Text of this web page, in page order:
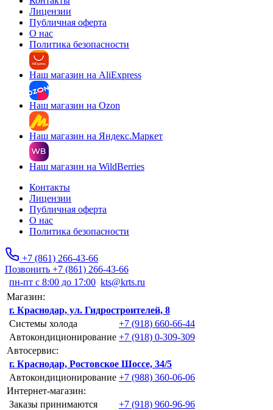
Лицензии
Публичная оферта
О нас
Политика безопасности
Наш магазин на AliExpress
Наш магазин на Ozon
Наш магазин на Яндекс.Маркет
Наш магазин на WildBerries
Контакты
Лицензии
Публичная оферта
О нас
Политика безопасности
+7 (861) 266-43-66
Позвонить +7 (861) 266-43-66
пн-пт с 8:00 до 17:00 kts@krts.ru
Магазин:
г. Краснодар, ул. Гидростроителей, 8
Системы холода
+7 (918) 660-66-44
Автокондиционирование +7 (918) 0-309-309
Автосервис:
г. Краснодар, Ростовское Шоссе, 34/5
Автокондиционирование +7 (988) 360-06-06
Интернет-магазин:
Заказы принимаются
+7 (918) 960-96-96